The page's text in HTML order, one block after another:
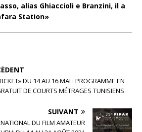
alias Ghiaccioli e Branzini, il a
Station»
DU 14 AU 16 MAI : PROGRAMME EN
DE COURTS MÉTRAGES TUNISIENS
SUIVANT
DU FILM AMATEUR